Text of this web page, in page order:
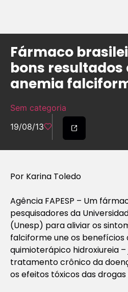
Fármaco
bons
anemia
Sem categoria
19/08/13
Por Karina Toledo
Agência FAPESP – Um
pesquisadores da
(Unesp) para aliviar os
falciforme une os benefícios
quimioterápico hidroxiureia –
tratamento crônico da
os efeitos tóxicos das drogas